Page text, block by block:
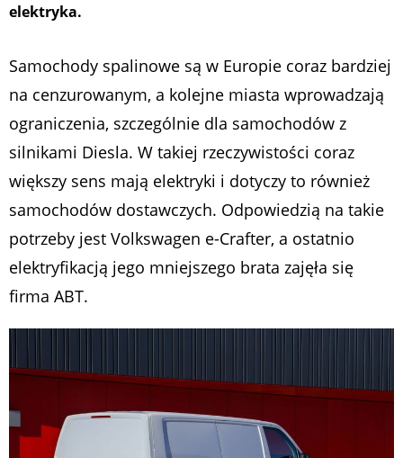
elektryka.
Samochody spalinowe są w Europie coraz bardziej
na cenzurowanym, a kolejne miasta wprowadzają
ograniczenia, szczególnie dla samochodów z
silnikami Diesla. W takiej rzeczywistości coraz
większy sens mają elektryki i dotyczy to również
samochodów dostawczych. Odpowiedzią na takie
potrzeby jest Volkswagen e-Crafter, a ostatnio
elektryfikacją jego mniejszego brata zajęła się
firma ABT.